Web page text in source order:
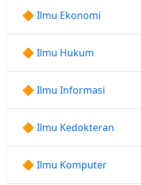
🔶 Ilmu Ekonomi
🔶 Ilmu Hukum
🔶 Ilmu Informasi
🔶 Ilmu Kedokteran
🔶 Ilmu Komputer